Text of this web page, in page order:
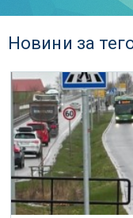
Новини за